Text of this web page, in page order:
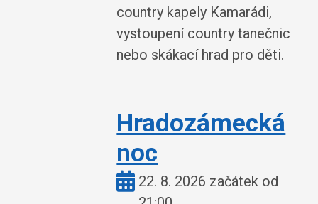
country kapely Kamarádi,
vystoupení country tanečnic
nebo skákací hrad pro děti.
Hradozámecká
noc
Kdy:22. 8. 2026 začátek od